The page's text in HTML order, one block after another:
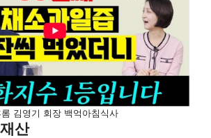
롬 김영기 회장 백억아침식사
산